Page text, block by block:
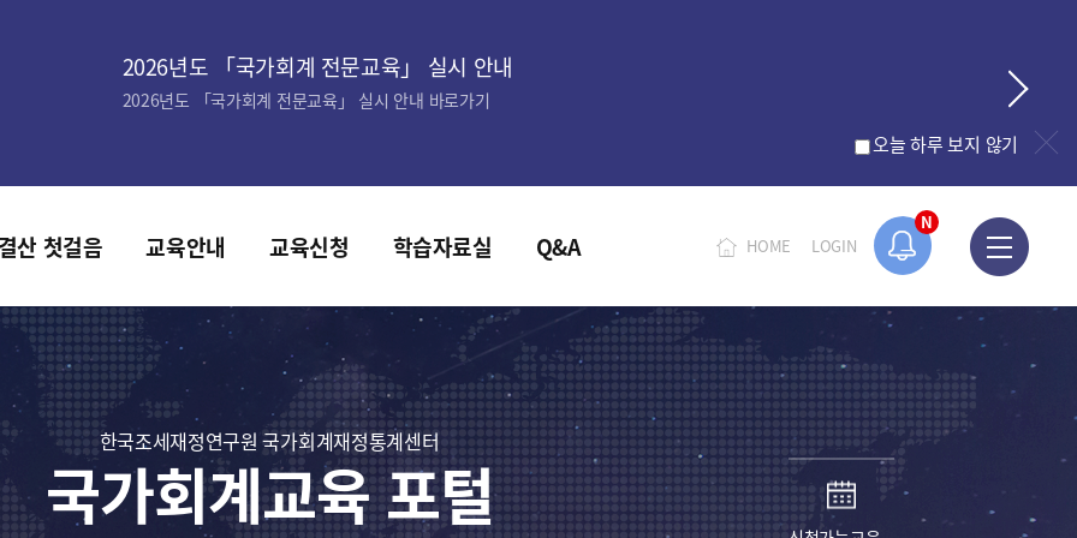
N
2026년도 「국가회계 전문교육」 실시 안내
2026년도 「국가회계 전문교육」 실시 안내 바로가기
오늘 하루 보지 않기
HOME LOGIN
산 첫걸음 교육안내 교육신청 학습자료실 Q&A
한국조세재정연구원 국가회계재정통계센터
국가회계교육 포털